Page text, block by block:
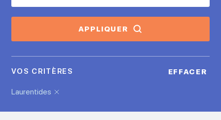
APPLIQUER
VOS CRITÈRES EFFACER
Laurentides